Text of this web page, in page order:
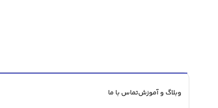
وبلاگ و آموزشتماس با ما